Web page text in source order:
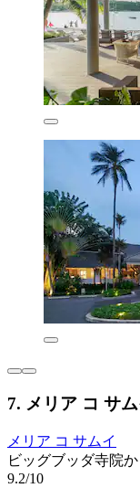
7. メリア コ サ
メリア コ サムイ
ビッグブッダ寺院か
9.2/10